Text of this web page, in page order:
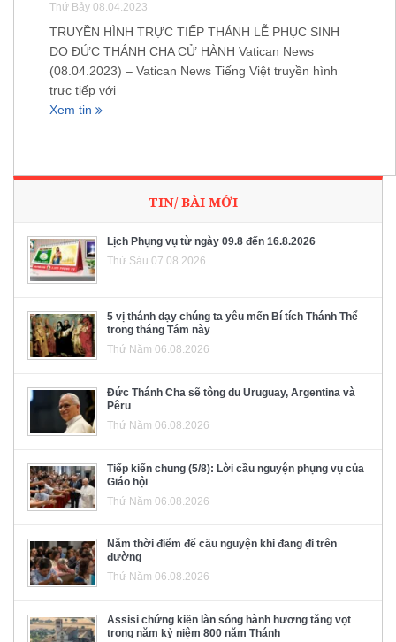
Thứ Bảy 08.04.2023
TRUYỀN HÌNH TRỰC TIẾP THÁNH LỄ PHỤC SINH
DO ĐỨC THÁNH CHA CỬ HÀNH Vatican News
(08.04.2023) – Vatican News Tiếng Việt truyền hình
trực tiếp với
Xem tin
TIN/ BÀI MỚI
Lịch Phụng vụ từ ngày 09.8 đến 16.8.2026
Thứ Sáu 07.08.2026
5 vị thánh dạy chúng ta yêu mến Bí tích Thánh Thể
trong tháng Tám này
Thứ Năm 06.08.2026
Đức Thánh Cha sẽ tông du Uruguay, Argentina và
Pêru
Thứ Năm 06.08.2026
Tiếp kiến chung (5/8): Lời cầu nguyện phụng vụ của
Giáo hội
Thứ Năm 06.08.2026
Năm thời điểm để cầu nguyện khi đang đi trên
đường
Thứ Năm 06.08.2026
Assisi chứng kiến làn sóng hành hương tăng vọt
trong năm kỷ niệm 800 năm Thánh